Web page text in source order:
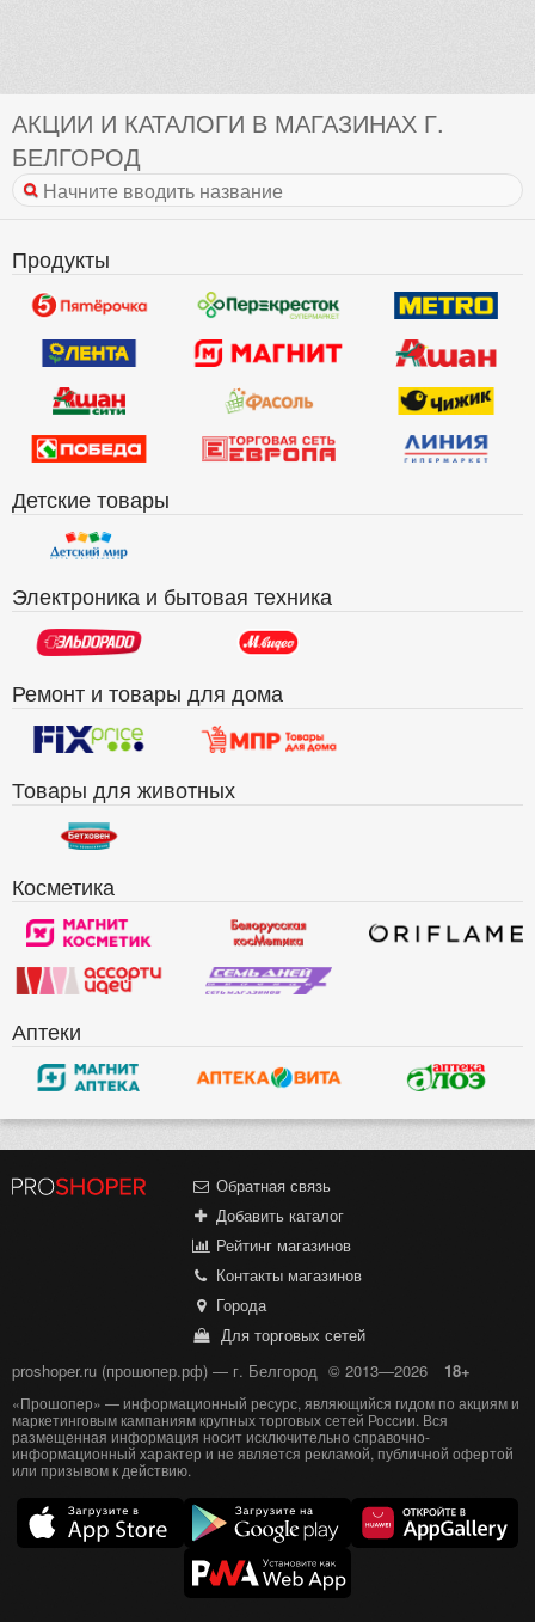
АКЦИИ И КАТАЛОГИ В МАГАЗИНАХ Г.
БЕЛГОРОД
Продукты
Детские товары
Электроника и бытовая техника
Ремонт и товары для дома
Товары для животных
Косметика
Аптеки
Обратная связь
Добавить каталог
Рейтинг магазинов
Контакты магазинов
Города
Для торговых сетей
proshoper.ru (прошопер.рф) — г. Белгород © 2013—2026 18+
«Прошопер» — информационный ресурс, являющийся гидом по акциям и
маркетинговым кампаниям крупных торговых сетей России. Вся
размещенная информация носит исключительно справочно-
информационный характер и не является рекламой, публичной офертой
или призывом к действию.